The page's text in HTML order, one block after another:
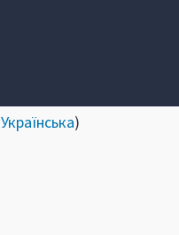
Українська)